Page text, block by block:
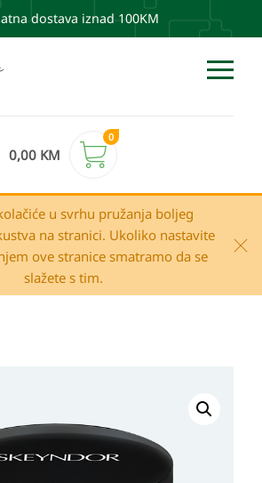
dostava iznad 100KM
0,00 KM
0
u svrhu pružanja boljeg
na stranici. Ukoliko nastavite
ove stranice smatramo da se
slažete s tim.